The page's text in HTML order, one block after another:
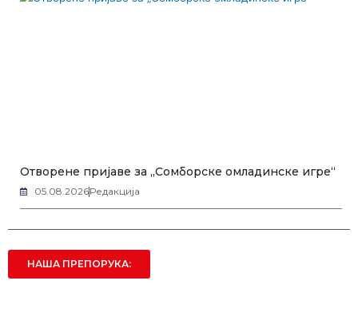
Отворене пријаве за „Сомборске омладинске игре“
05.08.2026Редакција
НАША ПРЕПОРУКА: